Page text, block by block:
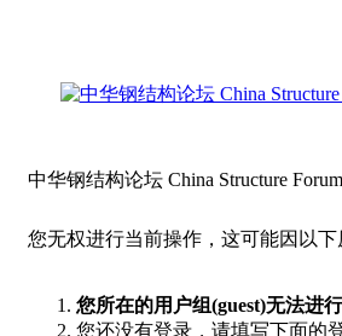
中华钢结构论坛 China Structure
您无权进行当前操作，这可能因以下
您所在的用户组(guest)无法进行
您还没有登录，请填写下面的